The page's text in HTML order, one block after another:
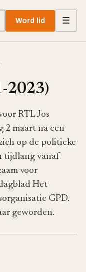
Word lid ☰
2023)
RTL Jos
2 maart na een
op de politieke
tijdlang vanaf
voor
Het
GPD.
geworden.